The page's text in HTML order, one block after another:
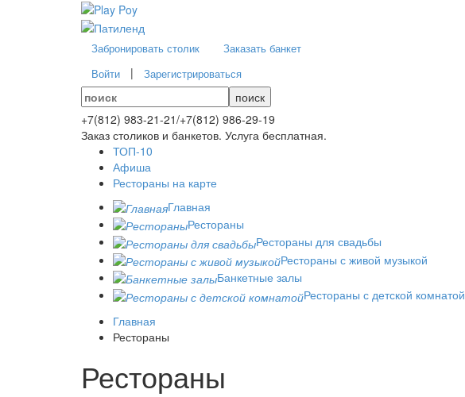
Забронировать столик
Заказать банкет
Войти
| Зарегистрироваться
поиск
+7(812) 983-21-21/+7(812) 986-29-19
Заказ столиков и банкетов. Услуга бесплатная.
ТОП-10
Афиша
Рестораны на карте
Главная
Рестораны
Рестораны для свадьбы
Рестораны с живой музыкой
Банкетные залы
Рестораны с детской комнатой
Главная
Рестораны
Рестораны